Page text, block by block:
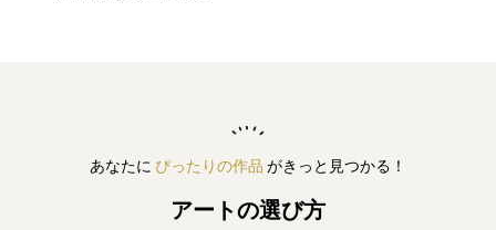
あなたに ぴったりの作品 がきっと見つかる！
アートの選び方